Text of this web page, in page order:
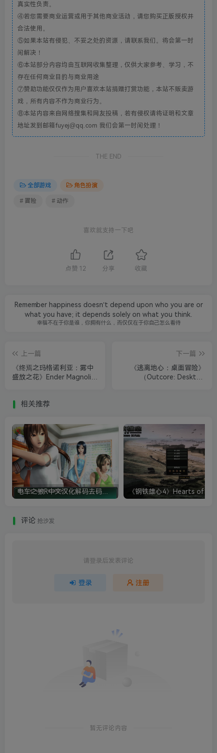
真实性负责。
④若您需要商业运营或用于其他商业活动，请您购买正版授权并
合法使用。
⑤如果本站有侵犯、不妥之处的资源，请联系我们。将会第一时
间解决！
⑥本站部分内容均由互联网收集整理，仅供大家参考、学习，不
存在任何商业目的与商业用途
⑦赞助功能仅仅作为用户喜欢本站捐赠打赏功能，本站不贩卖游
戏，所有内容不作为商业行为。
⑧本站内容来自网络搜集和网友投稿，若有侵权请将证明和文章
地址发到邮箱fuyej@qq.com 我们会第一时间处理！
THE END
全部游戏 角色扮演
# 冒险 # 动作
喜欢就支持一下吧
点赞 12 分享 收藏
Remember happiness doesn't depend upon who you are or
what you have; it depends solely on what you think.
幸福不在于你是谁，你拥有什么，而仅仅在于你自己怎么看待
上一篇
《终焉之玛格诺利亚：雾中
盛放之花》Ender Magnolia:
下一篇
《逃离地心：桌面冒险》
（Outcore: Desktop
相关推荐
评论 抢沙发
请登录后发表评论
登录 注册
暂无评论内容